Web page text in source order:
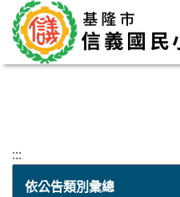
:::
依公告類別彙總